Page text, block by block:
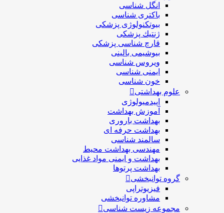
انگل شناسی
باکتری شناسی
بیوتکنولوژی پزشکی
ژنتيك پزشکی
قارچ شناسی پزشكی
بیوشیمی بالینی
ویروس شناسی
ایمنی شناسی
خون شناسی
علوم بهداشتی
اپیدمیولوژی
آموزش بهداشت
بهداشت باروری
بهداشت حرفه ای
سالمند شناسی
مهندسی بهداشت محيط
بهداشت و ایمنی مواد غذایی
بهداشت پرتوها
گروه توانبخشی
فیزیوتراپی
مشاوره توانبخشی
مجموعه زیست شناسی